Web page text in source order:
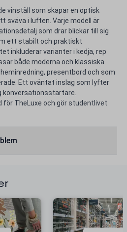
vinställ som skapar en optisk
sväva i luften. Varje modell är
som drar blickar till sig
ett stabilt och praktiskt
inkluderar varianter i kedja, rep
både moderna och klassiska
presentbord och som
Ett oväntat inslag som lyfter
konversationsstartare.
för TheLuxe och gör studentlivet